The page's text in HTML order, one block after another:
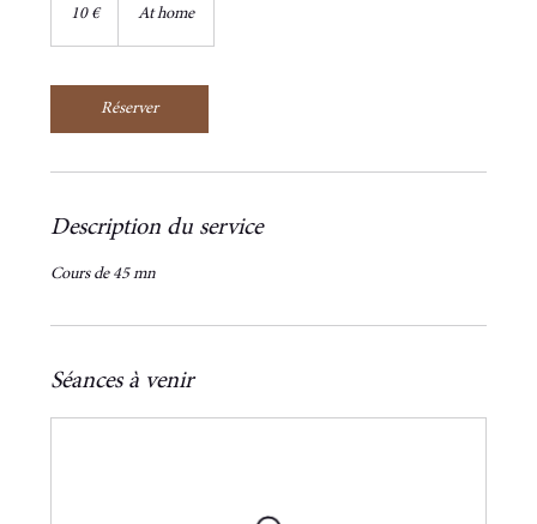
10 € At home
Réserver
Description du service
Cours de 45 mn
Séances à venir